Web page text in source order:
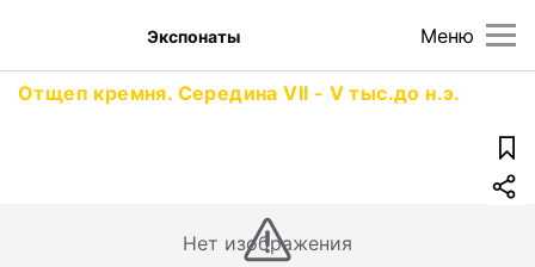
Меню
Экспонаты
Отщеп кремня. Середина VII - V тыс.до н.э.
Нет изображения